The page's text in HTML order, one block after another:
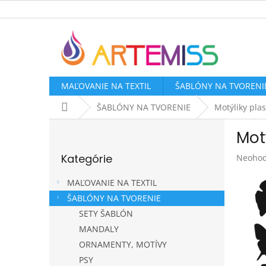
na
MAĽOVANIE NA TEXTIL ŠABLÓNY NA
DomovŠABLÓNY NA TVORENIE Motýliky
p
a
kategórie
Kategórie
MAĽOVANIE NA TEXTIL
ŠABLÓNY NA TVORENIE
SETY ŠABLÓN
MANDALY
ORNAMENTY, MOTÍVY
PSY